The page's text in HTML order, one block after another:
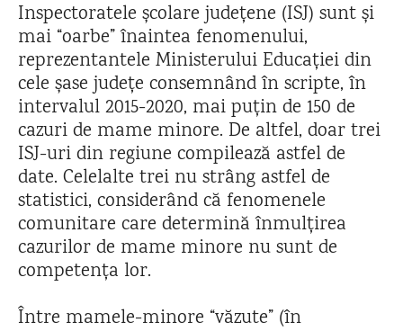
Inspectoratele școlare județene (ISJ) sunt și
mai “oarbe” înaintea fenomenului,
reprezentantele Ministerului Educației din
cele șase județe consemnând în scripte, în
intervalul 2015-2020, mai puțin de 150 de
cazuri de mame minore. De altfel, doar trei
ISJ-uri din regiune compilează astfel de
date. Celelalte trei nu strâng astfel de
statistici, considerând că fenomenele
comunitare care determină înmulțirea
cazurilor de mame minore nu sunt de
competența lor.
Între mamele-minore “văzute” (în